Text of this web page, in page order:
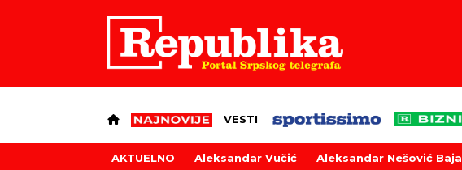
VESTI
AKTUELNO Aleksandar Vučić Aleksandar Nešović Baja